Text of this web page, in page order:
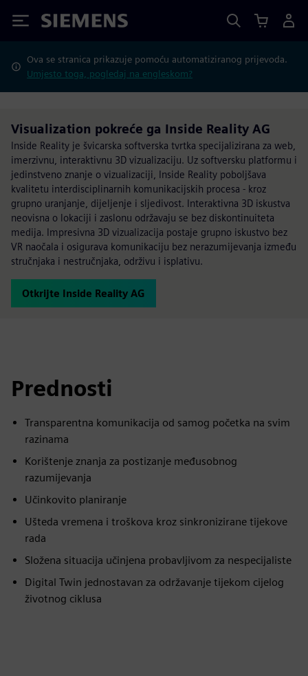
Siemens
Ova se stranica prikazuje pomoću automatiziranog prijevoda.
Umjesto toga, pogledaj na engleskom?
Visualization pokreće ga Inside Reality AG
Inside Reality je švicarska softverska tvrtka specijalizirana za web,
imerzivnu, interaktivnu 3D vizualizaciju. Uz softversku platformu i
jedinstveno znanje o vizualizaciji, Inside Reality poboljšava
kvalitetu interdisciplinarnih komunikacijskih procesa - kroz
grupno uranjanje, dijeljenje i sljedivost. Interaktivna 3D iskustva
neovisna o lokaciji i zaslonu održavaju se bez diskontinuiteta
medija. Impresivna 3D vizualizacija postaje grupno iskustvo bez
VR naočala i osigurava komunikaciju bez nerazumijevanja između
stručnjaka i nestručnjaka, održivu i isplativu.
Otkrijte Inside Reality AG
Prednosti
Transparentna komunikacija od samog početka na svim
razinama
Korištenje znanja za postizanje međusobnog
razumijevanja
Učinkovito planiranje
Ušteda vremena i troškova kroz sinkronizirane tijekove
rada
Složena situacija učinjena probavljivom za nespecijaliste
Digital Twin jednostavan za održavanje tijekom cijelog
životnog ciklusa